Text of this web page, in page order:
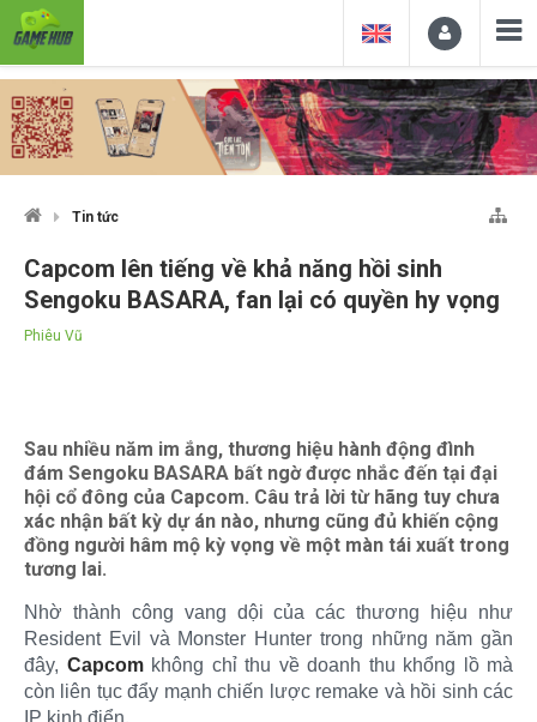
Tin tức
Capcom lên tiếng về khả năng hồi sinh
Sengoku BASARA, fan lại có quyền hy vọng
Phiêu Vũ
Sau nhiều năm im ắng, thương hiệu hành động đình
đám Sengoku BASARA bất ngờ được nhắc đến tại đại
hội cổ đông của Capcom. Câu trả lời từ hãng tuy chưa
xác nhận bất kỳ dự án nào, nhưng cũng đủ khiến cộng
đồng người hâm mộ kỳ vọng về một màn tái xuất trong
tương lai.
Nhờ thành công vang dội của các thương hiệu như
Resident Evil và Monster Hunter trong những năm gần
đây, Capcomkhông chỉ thu về doanh thu khổng lồ mà
còn liên tục đẩy mạnh chiến lược remake và hồi sinh các
IP kinh điển.